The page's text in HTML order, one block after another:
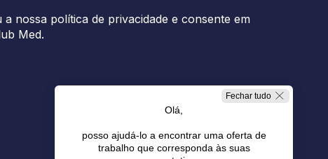
nossa política de privacidade e consente em
Med.
Fechar tudo
Olá,
posso ajudá-lo a encontrar uma oferta de
trabalho que corresponda às suas